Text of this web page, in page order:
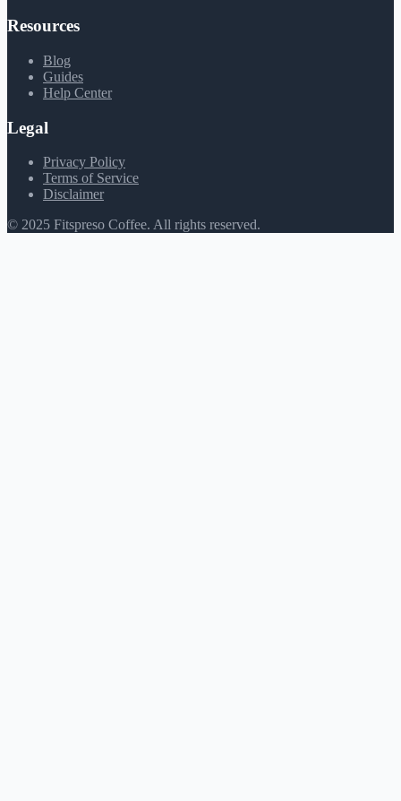
Resources
Blog
Guides
Help Center
Legal
Privacy Policy
Terms of Service
Disclaimer
© 2025 Fitspreso Coffee. All rights reserved.